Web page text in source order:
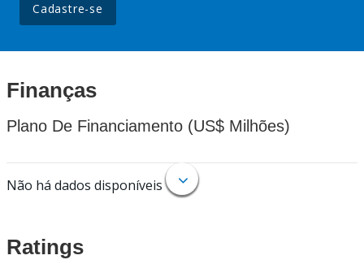
Cadastre-se
Finanças
Plano De Financiamento (US$ Milhões)
Não há dados disponíveis
Ratings